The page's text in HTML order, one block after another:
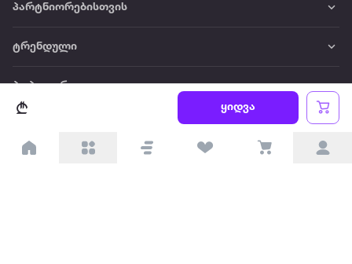
ყიდვა
პარტნიორებისთვის
ტრენდული
პოპულარული